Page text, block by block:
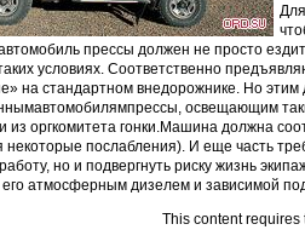
прессы должен не просто
условиях. Соответственно
на стандартном внедорожнике. Но этим
освещающим
из оргкомитета гонки.Машина должна
некоторые послабления). И еще часть
но и подвергнуть риску жизнь
атмосферным дизелем и зависимой
This content requires